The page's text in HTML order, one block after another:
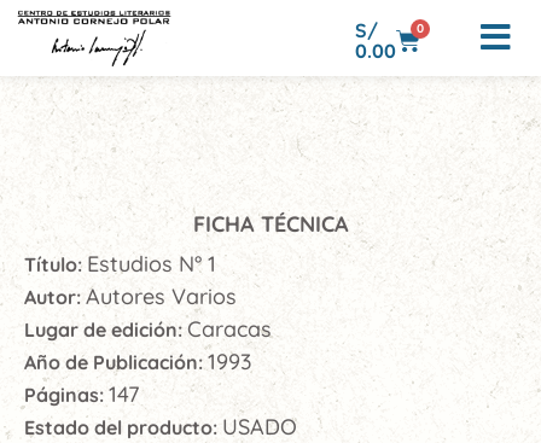
S/
0.00
0
FICHA TÉCNICA
Título: Estudios N° 1
Autor: Autores Varios
Lugar de edición: Caracas
Año de Publicación:1993
Páginas: 147
Estado del producto: USADO